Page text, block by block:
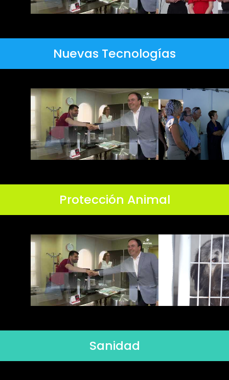
Nuevas Tecnologías
Protección Animal
Sanidad